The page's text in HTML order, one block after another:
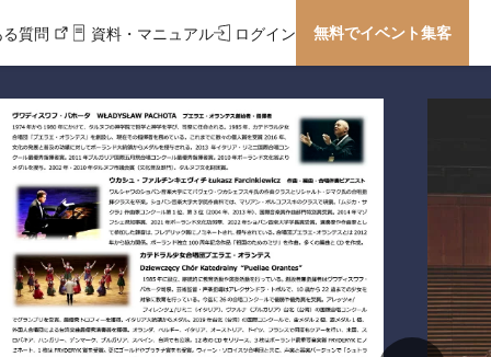
る質問 資料・マニュアル ログイン 無料でイベント集客